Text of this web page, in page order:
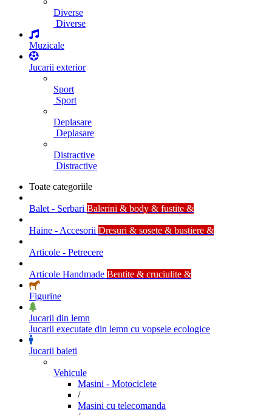
Diverse
Diverse
Muzicale
Jucarii exterior
Sport
Sport
Deplasare
Deplasare
Distractive
Distractive
Toate categoriile
Balet - Serbari Balerini & body & fustite &
Haine - Accesorii Dresuri & sosete & bustiere &
Articole - Petrecere
Articole Handmade Bentite & cruciulite &
Figurine
Jucarii din lemn
Jucarii executate din lemn cu vopsele ecologice
Jucarii baieti
Vehicule
Masini - Motociclete
/
Masini cu telecomanda